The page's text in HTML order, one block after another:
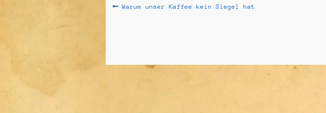
Beitragsnavigation
Vorheriger
Warum unser Kaffee kein Siegel hat